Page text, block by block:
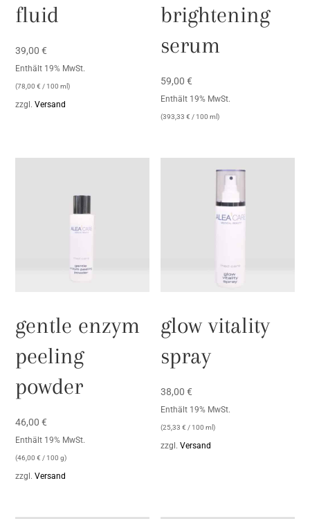
fluid
39,00€
Enthält 19% MwSt.
(78,00€ / 100 ml)
zzgl.Versand
brightening
serum
59,00€
Enthält 19% MwSt.
(393,33€ / 100 ml)
gentle enzym
peeling
powder
46,00€
Enthält 19% MwSt.
(46,00€ / 100 g)
zzgl.Versand
glow vitality
spray
38,00€
Enthält 19% MwSt.
(25,33€ / 100 ml)
zzgl.Versand